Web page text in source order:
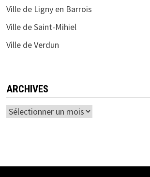
Ville de Ligny en Barrois
Ville de Saint-Mihiel
Ville de Verdun
ARCHIVES
Archives